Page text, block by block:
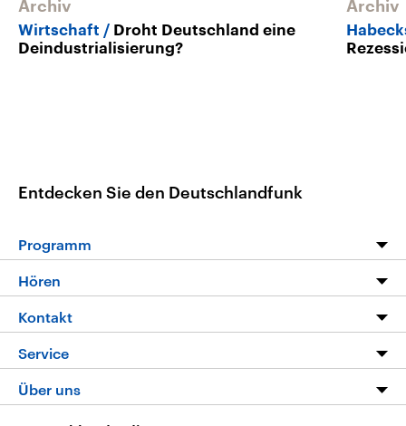
Archiv
Wirtschaft
Droht Deutschland eine
Deindustrialisierung?
Archiv
Entdecken Sie den Deutschlandfunk
Programm
Programm
Die Nachrichten
Nachrichtenleicht
Neue Beiträge auf dlf.de
Hören
Livestream
Podcasts
Deutschlandfunk App
Kontakt
Hörerservice
Service
FAQ
Über uns